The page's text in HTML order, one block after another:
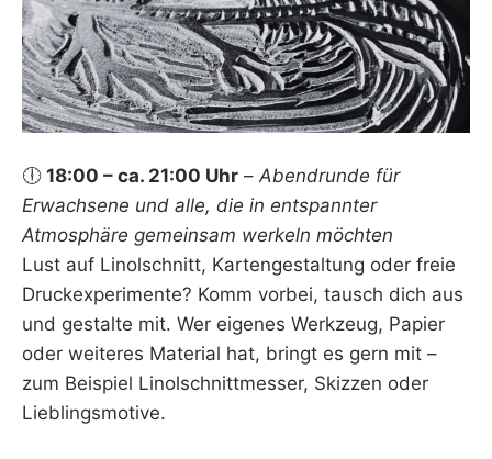
🕕 18:00 – ca. 21:00 Uhr – Abendrunde für
Erwachsene und alle, die in entspannter
Atmosphäre gemeinsam werkeln möchten
Lust auf Linolschnitt, Kartengestaltung oder freie
Druckexperimente? Komm vorbei, tausch dich aus
und gestalte mit. Wer eigenes Werkzeug, Papier
oder weiteres Material hat, bringt es gern mit –
zum Beispiel Linolschnittmesser, Skizzen oder
Lieblingsmotive.